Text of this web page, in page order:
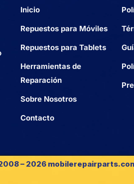
Inicio
Repuestos para Móviles
Repuestos para Tablets
Herramientas de
Reparación
Sobre Nosotros
Contacto
– 2026